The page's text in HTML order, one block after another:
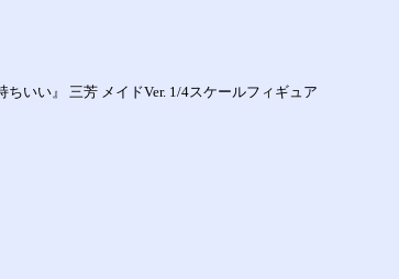
ちいい』 三芳 メイドVer. 1/4スケールフィギュア